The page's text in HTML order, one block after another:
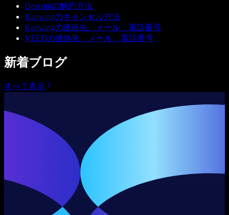
Descriptの解約方法
Kapwingのキャンセル方法
Kapwingの連絡先、メール、電話番号
VEEDの連絡先、メール、電話番号
新着ブログ
すべて表示